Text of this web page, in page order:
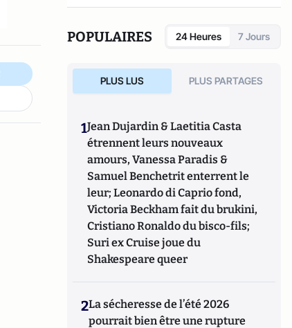
POPULAIRES 24 Heures 7 Jours
PLUS LUS PLUS PARTAGES
1Jean Dujardin & Laetitia Casta
étrennent leurs nouveaux
amours, Vanessa Paradis &
Samuel Benchetrit enterrent le
leur; Leonardo di Caprio fond,
Victoria Beckham fait du brukini,
Cristiano Ronaldo du bisco-fils;
Suri ex Cruise joue du
Shakespeare queer
2La sécheresse de l’été 2026
pourrait bien être une rupture